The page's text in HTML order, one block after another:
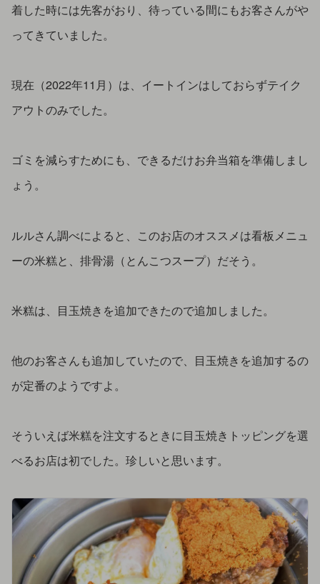
着した時には先客がおり、待っている間にもお客さんがや
ってきていました。
現在（2022年11月）は、イートインはしておらずテイク
アウトのみでした。
ゴミを減らすためにも、できるだけお弁当箱を準備しまし
ょう。
ルルさん調べによると、このお店のオススメは看板メニュ
ーの米糕と、排骨湯（とんこつスープ）だそう。
米糕は、目玉焼きを追加できたので追加しました。
他のお客さんも追加していたので、目玉焼きを追加するの
が定番のようですよ。
そういえば米糕を注文するときに目玉焼きトッピングを選
べるお店は初でした。珍しいと思います。